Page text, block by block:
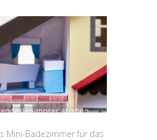
Mini-Badezimmer für das